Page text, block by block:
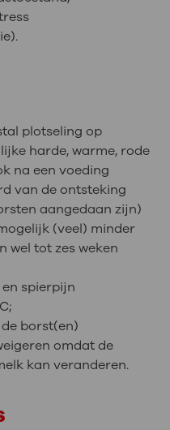
plotseling op
harde, warme, rode
na een voeding
van de ontsteking
aangedaan zijn)
(veel) minder
wel tot zes weken
spierpijn
borst(en)
omdat de
kan veranderen.